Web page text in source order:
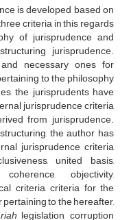
is developed based on
criteria in this regards
of jurisprudence and
jurisprudence.
necessary ones for
to the philosophy
the jurisprudents have
jurisprudence criteria
from jurisprudence.
the author has
jurisprudence criteria
united basis,
objectivity,
criteria, criteria for the
to the hereafter,
legislation, corruption